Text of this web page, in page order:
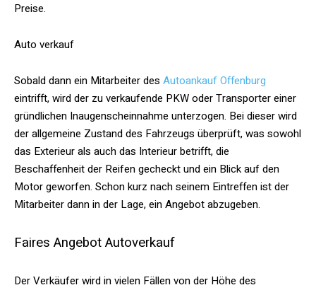
Preise.
Auto verkauf
Sobald dann ein Mitarbeiter des Autoankauf Offenburg
eintrifft, wird der zu verkaufende PKW oder Transporter einer
gründlichen Inaugenscheinnahme unterzogen. Bei dieser wird
der allgemeine Zustand des Fahrzeugs überprüft, was sowohl
das Exterieur als auch das Interieur betrifft, die
Beschaffenheit der Reifen gecheckt und ein Blick auf den
Motor geworfen. Schon kurz nach seinem Eintreffen ist der
Mitarbeiter dann in der Lage, ein Angebot abzugeben.
Faires Angebot Autoverkauf
Der Verkäufer wird in vielen Fällen von der Höhe des